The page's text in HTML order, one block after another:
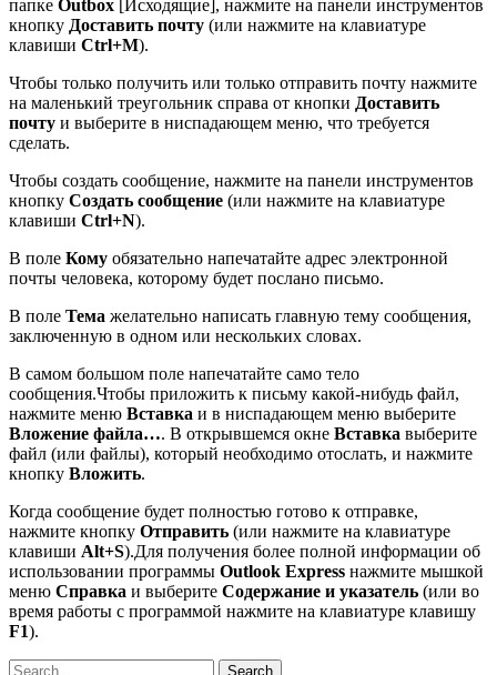
папке Outbox [Исходящие], нажмите на панели инструментов
кнопку Доставить почту (или нажмите на клавиатуре
клавиши Ctrl+M).
Чтобы только получить или только отправить почту нажмите
на маленький треугольник справа от кнопки Доставить
почту и выберите в ниспадающем меню, что требуется
сделать.
Чтобы создать сообщение, нажмите на панели инструментов
кнопку Создать сообщение (или нажмите на клавиатуре
клавиши Ctrl+N).
В поле Кому обязательно напечатайте адрес электронной
почты человека, которому будет послано письмо.
В поле Тема желательно написать главную тему сообщения,
заключенную в одном или нескольких словах.
В самом большом поле напечатайте само тело
сообщения.Чтобы приложить к письму какой-нибудь файл,
нажмите меню Вставка и в ниспадающем меню выберите
Вложение файла…. В открывшемся окне Вставка выберите
файл (или файлы), который необходимо отослать, и нажмите
кнопку Вложить.
Когда сообщение будет полностью готово к отправке,
нажмите кнопку Отправить (или нажмите на клавиатуре
клавиши Alt+S).Для получения более полной информации об
использовании программы Outlook Express нажмите мышкой
меню Справка и выберите Содержание и указатель (или во
время работы с программой нажмите на клавиатуре клавишу
F1).